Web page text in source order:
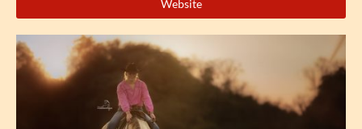
Website